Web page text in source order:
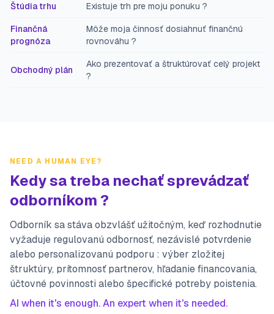
Štúdia trhu Existuje trh pre moju ponuku ?
Finančná
prognóza
Môže moja činnosť dosiahnuť finančnú
rovnováhu ?
Obchodný plán
Ako prezentovať a štruktúrovať celý projekt
?
NEED A HUMAN EYE?
Kedy sa treba nechať sprevádzať
odborníkom ?
Odborník sa stáva obzvlášť užitočným, keď rozhodnutie
vyžaduje regulovanú odbornosť, nezávislé potvrdenie
alebo personalizovanú podporu : výber zložitej
štruktúry, prítomnosť partnerov, hľadanie financovania,
účtovné povinnosti alebo špecifické potreby poistenia.
AI when it's enough. An expert when it's needed.